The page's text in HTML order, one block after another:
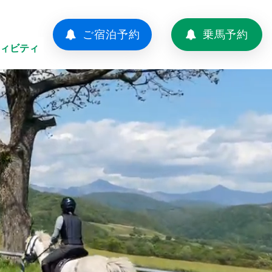
ビティ
ご宿泊予約 乗馬予約